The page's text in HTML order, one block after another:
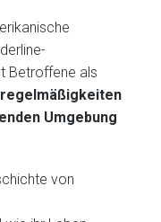
Betroffene als
Umgebung
von